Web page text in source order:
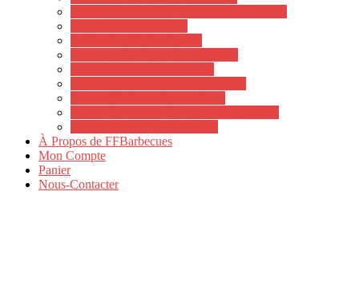
À Propos de FFBarbecues
Mon Compte
Panier
Nous-Contacter